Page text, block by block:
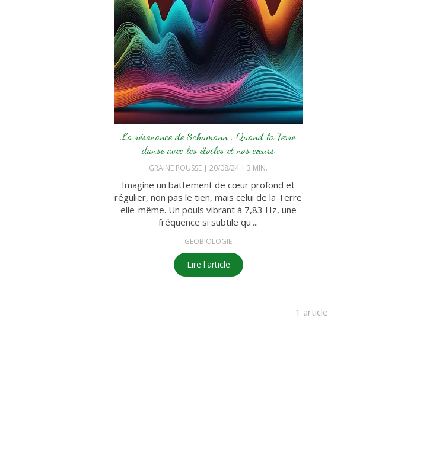
La résonance de Schumann : Quand la Terre
danse avec les étoiles et nos cœurs
GRAINE POUSSE 20/08/24 3 MIN.
Imagine un battement de cœur profond et
régulier, non pas le tien, mais celui de la Terre
elle-même. Un pouls vibrant à 7,83 Hz, une
fréquence si subtile qu'...
GÉOBIOLOGIE
Lire l'article
1 article